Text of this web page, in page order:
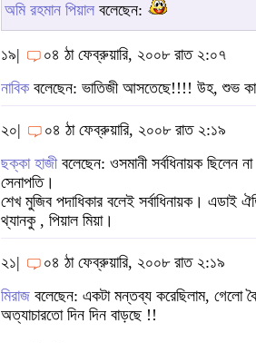
অমি রহমান পিয়াল বলেছেন:
১৯|
০৪ ঠা ফেব্রুয়ারি, ২০০৮ রাত ২:০৭
নাবিকবলেছেন: ভাতিজী আসতেছে!!!! উহ, শুভ
২০|
০৪ ঠা ফেব্রুয়ারি, ২০০৮ রাত ২:১৯
ছক্কা হাজীবলেছেন: ওসমানী সর্বধিনায়ক ছিলেন
সেনাপতি।
শেখ মুজিব পদাধিকার বলেই সর্বাধিনায়ক। এডাই
থ্যানকু , পিয়াল মিয়া।
২১|
০৪ ঠা ফেব্রুয়ারি, ২০০৮ রাত ২:১৯
মিরাজ বলেছেন: একটা মন্তব্য করেছিলাম, গেলো
অত্যাচারতো দিন দিন বাড়ছে !!